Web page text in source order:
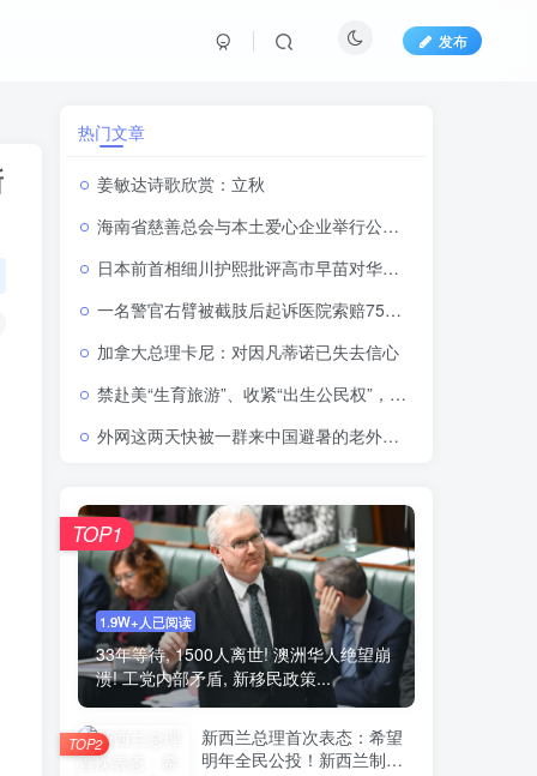
发布
热门文章
姜敏达诗歌欣赏：立秋
海南省慈善总会与本土爱心企业举行公益捐赠 启动仪式
日本前首相细川护熙批评高市早苗对华政策
一名警官右臂被截肢后起诉医院索赔7500多万卢比
加拿大总理卡尼：对因凡蒂诺已失去信心
禁赴美“生育旅游”、收紧“出生公民权”，特朗普再签行政令
外网这两天快被一群来中国避暑的老外刷屏了
1.9W+人已阅读
33年等待, 1500人离世! 澳洲华人绝望崩
溃! 工党内部矛盾, 新移民政策...
TOP1
新西兰总理首次表态：希望
明年全民公投！新西兰制度
TOP2